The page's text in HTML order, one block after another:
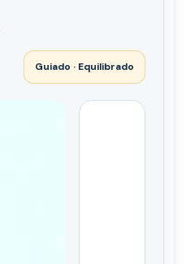
Guiado · Equilibrado